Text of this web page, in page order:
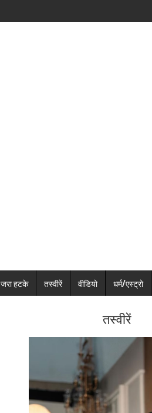
जरा हटके तस्वीरें वीडियो धर्म/एस्ट्रो
तस्वीरें